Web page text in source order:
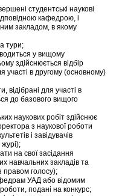
студентські наукові
кафедрою, і
закладом, в якому
тури;
у вищому
здійснюється відбір
участі в другому (основному)
відібрані для участі в
до базового вищого
наукових робіт здійснює
з наукової роботи
і завідувачів
на свої засідання
навчальних закладів та
правом голосу);
УАД або відомим
подані на конкурс;